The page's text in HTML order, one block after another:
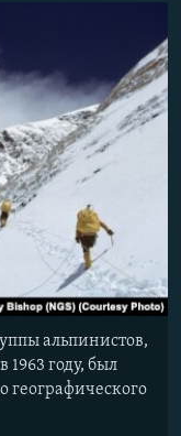
альпинистов,
году, был
географического